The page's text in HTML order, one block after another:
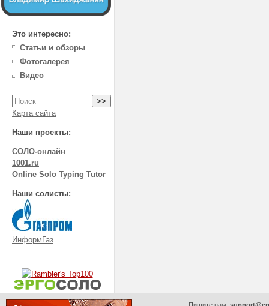
Это интересно:
Статьи и обзоры
Фотогалерея
Видео
Карта сайта
Наши проекты:
СОЛО-онлайн
1001.ru
Online Solo Typing Tutor
Наши солисты:
ИнформГаз